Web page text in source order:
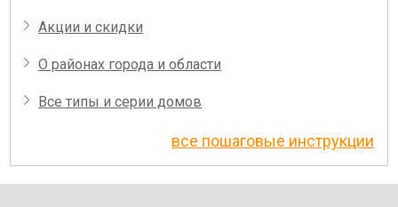
Акции и скидки
О районах города и области
Все типы и серии домов
все пошаговые инструкции